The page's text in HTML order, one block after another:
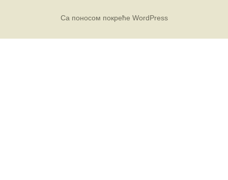
Са поносом покреће WordPress